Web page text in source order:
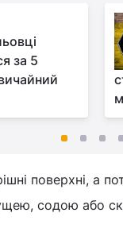
за 5
поверхні, а
содою або